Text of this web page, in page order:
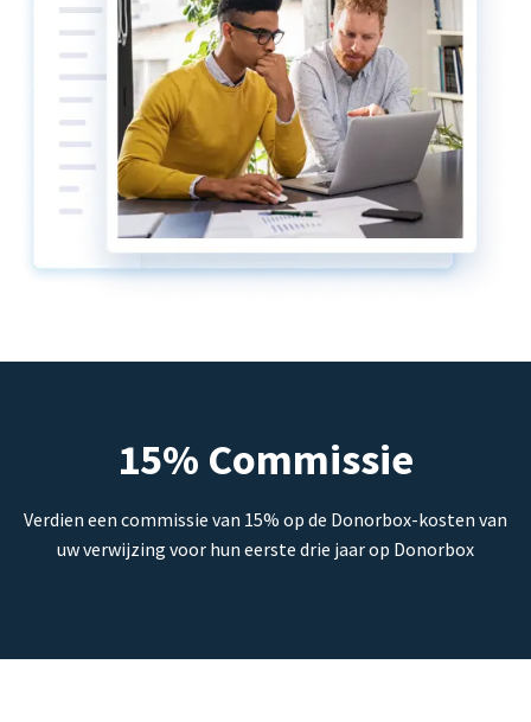
15% Commissie
Verdien een commissie van 15% op de Donorbox-kosten van
uw verwijzing voor hun eerste drie jaar op Donorbox